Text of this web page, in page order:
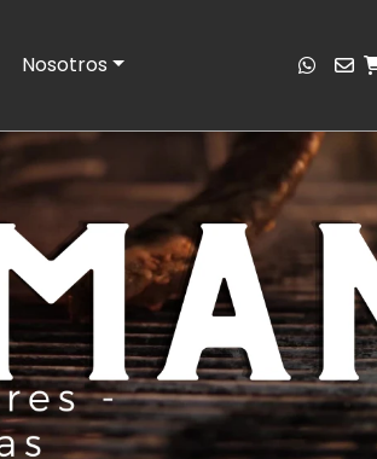
Nosotros